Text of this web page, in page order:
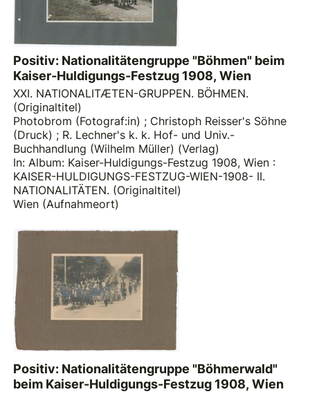
Positiv: Nationalitätengruppe "Böhmen" beim
Kaiser-Huldigungs-Festzug 1908, Wien
XXI. NATIONALITÆTEN-GRUPPEN. BÖHMEN.
(Originaltitel)
Photobrom (Fotograf:in) ; Christoph Reisser's Söhne
(Druck) ; R. Lechner's k. k. Hof- und Univ.-
Buchhandlung (Wilhelm Müller) (Verlag)
In: Album: Kaiser-Huldigungs-Festzug 1908, Wien :
KAISER-HULDIGUNGS-FESTZUG-WIEN-1908- II.
NATIONALITÄTEN. (Originaltitel)
Wien (Aufnahmeort)
Positiv: Nationalitätengruppe "Böhmerwald"
beim Kaiser-Huldigungs-Festzug 1908, Wien